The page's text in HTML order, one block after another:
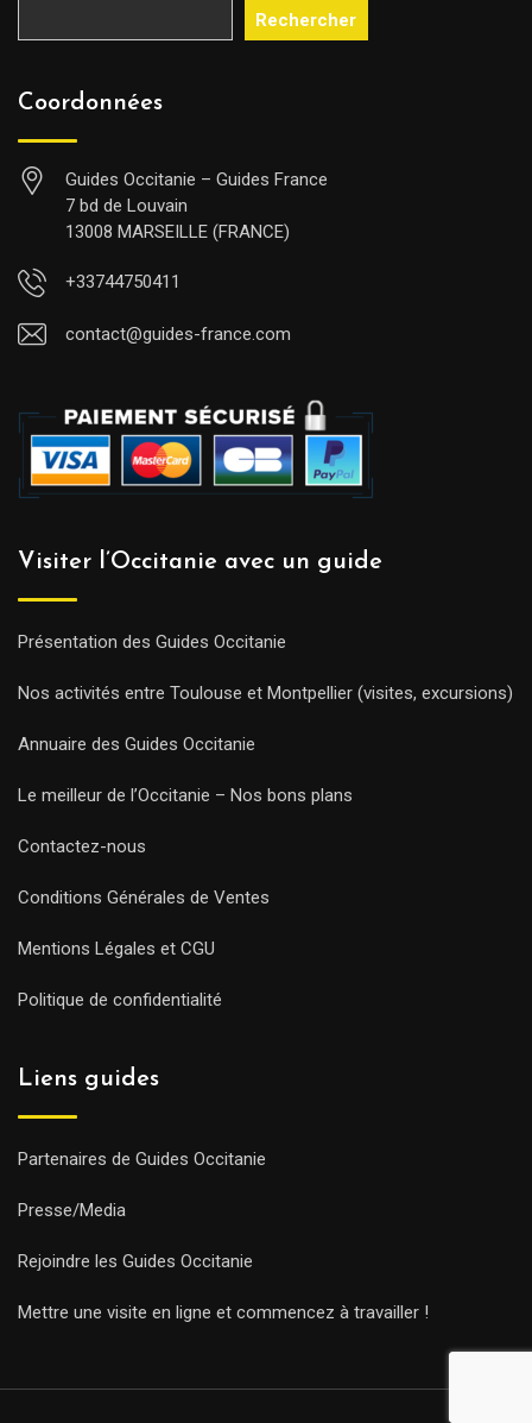
Rechercher
Coordonnées
Guides Occitanie – Guides France
7 bd de Louvain
13008 MARSEILLE (FRANCE)
+33744750411
contact@guides-france.com
Visiter l’Occitanie avec un guide
Présentation des Guides Occitanie
Nos activités entre Toulouse et Montpellier (visites, excursions)
Annuaire des Guides Occitanie
Le meilleur de l’Occitanie – Nos bons plans
Contactez-nous
Conditions Générales de Ventes
Mentions Légales et CGU
Politique de confidentialité
Liens guides
Partenaires de Guides Occitanie
Presse/Media
Rejoindre les Guides Occitanie
Mettre une visite en ligne et commencez à travailler !